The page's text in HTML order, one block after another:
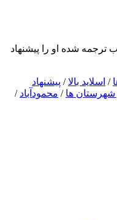
ترجمه شده او را پیشنهاد
/ اسلاید بالا/ پیشنهاد
شهرستان ها / محمودآباد /